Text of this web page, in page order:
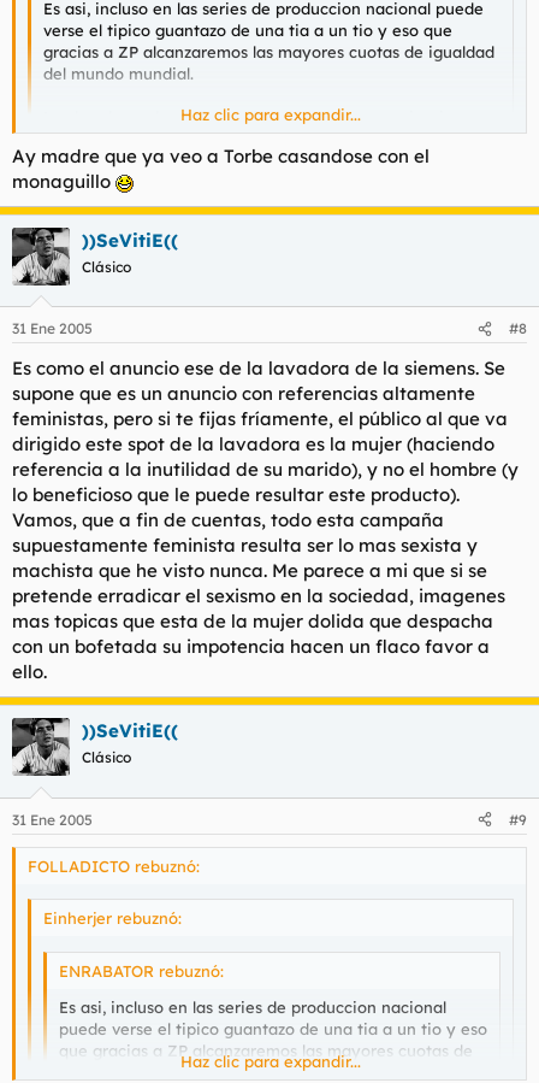
Es asi, incluso en las series de produccion nacional puede
verse el tipico guantazo de una tia a un tio y eso que
gracias a ZP alcanzaremos las mayores cuotas de igualdad
del mundo mundial.
Los hombres algun dia tendran que crear organizaciones
"masculinistas"
Haz clic para expandir...
Según ZP a partir de ahora al final de las pelis porno españolas
las parejas deberán casarse.
Haz clic para expandir...
Ay madre que ya veo a Torbe casandose con el
monaguillo
))SeVitiE((
Clásico
31 Ene 2005 #8
Es como el anuncio ese de la lavadora de la siemens. Se
supone que es un anuncio con referencias altamente
feministas, pero si te fijas fríamente, el público al que va
dirigido este spot de la lavadora es la mujer (haciendo
referencia a la inutilidad de su marido), y no el hombre (y
lo beneficioso que le puede resultar este producto).
Vamos, que a fin de cuentas, todo esta campaña
supuestamente feminista resulta ser lo mas sexista y
machista que he visto nunca. Me parece a mi que si se
pretende erradicar el sexismo en la sociedad, imagenes
mas topicas que esta de la mujer dolida que despacha
con un bofetada su impotencia hacen un flaco favor a
ello.
))SeVitiE((
Clásico
31 Ene 2005 #9
FOLLADICTO rebuznó:
Einherjer rebuznó:
ENRABATOR rebuznó:
Es asi, incluso en las series de produccion nacional
puede verse el tipico guantazo de una tia a un tio y eso
que gracias a ZP alcanzaremos las mayores cuotas de
igualdad del mundo mundial.
Haz clic para expandir...